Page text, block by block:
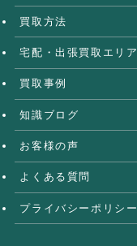
買取方法
宅配・出張買取エリア
買取事例
知識ブログ
お客様の声
よくある質問
プライバシーポリシー